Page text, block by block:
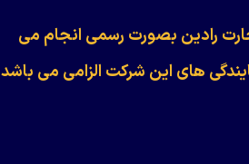
رادین بصورت رسمی انجام می
های این شرکت الزامی می باشد